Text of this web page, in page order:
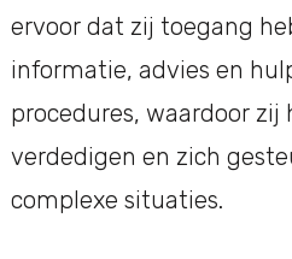
ervoor dat zij toegang
informatie, advies en
procedures, waardoor
verdedigen en zich
complexe situaties.